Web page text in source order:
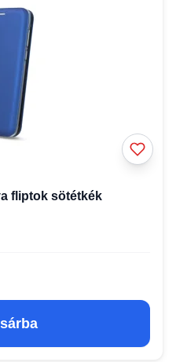
fliptok sötétkék